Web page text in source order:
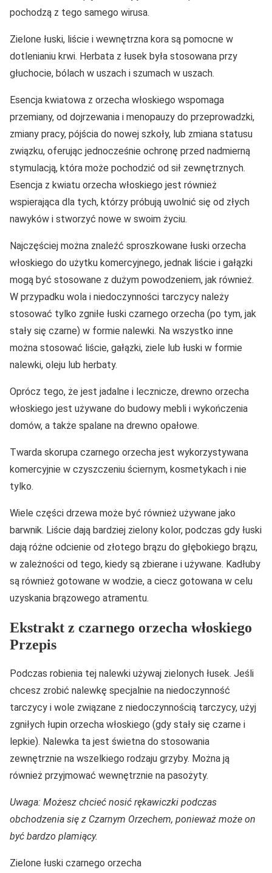
pochodzą z tego samego wirusa.
Zielone łuski, liście i wewnętrzna kora są pomocne w
dotlenianiu krwi. Herbata z łusek była stosowana przy
głuchocie, bólach w uszach i szumach w uszach.
Esencja kwiatowa z orzecha włoskiego wspomaga
przemiany, od dojrzewania i menopauzy do przeprowadzki,
zmiany pracy, pójścia do nowej szkoły, lub zmiana statusu
związku, oferując jednocześnie ochronę przed nadmierną
stymulacją, która może pochodzić od sił zewnętrznych.
Esencja z kwiatu orzecha włoskiego jest również
wspierająca dla tych, którzy próbują uwolnić się od złych
nawyków i stworzyć nowe w swoim życiu.
Najczęściej można znaleźć sproszkowane łuski orzecha
włoskiego do użytku komercyjnego, jednak liście i gałązki
mogą być stosowane z dużym powodzeniem, jak również.
W przypadku wola i niedoczynności tarczycy należy
stosować tylko zgniłe łuski czarnego orzecha (po tym, jak
stały się czarne) w formie nalewki. Na wszystko inne
można stosować liście, gałązki, ziele lub łuski w formie
nalewki, oleju lub herbaty.
Oprócz tego, że jest jadalne i lecznicze, drewno orzecha
włoskiego jest używane do budowy mebli i wykończenia
domów, a także spalane na drewno opałowe.
Twarda skorupa czarnego orzecha jest wykorzystywana
komercyjnie w czyszczeniu ściernym, kosmetykach i nie
tylko.
Wiele części drzewa może być również używane jako
barwnik. Liście dają bardziej zielony kolor, podczas gdy łuski
dają różne odcienie od złotego brązu do głębokiego brązu,
w zależności od tego, kiedy są zbierane i używane. Kadłuby
są również gotowane w wodzie, a ciecz gotowana w celu
uzyskania brązowego atramentu.
Ekstrakt z czarnego orzecha włoskiego
Przepis
Podczas robienia tej nalewki używaj zielonych łusek. Jeśli
chcesz zrobić nalewkę specjalnie na niedoczynność
tarczycy i wole związane z niedoczynnością tarczycy, użyj
zgniłych łupin orzecha włoskiego (gdy stały się czarne i
lepkie). Nalewka ta jest świetna do stosowania
zewnętrznie na wszelkiego rodzaju grzyby. Można ją
również przyjmować wewnętrznie na pasożyty.
Uwaga: Możesz chcieć nosić rękawiczki podczas
obchodzenia się z Czarnym Orzechem, ponieważ może on
być bardzo plamiący.
Zielone łuski czarnego orzecha